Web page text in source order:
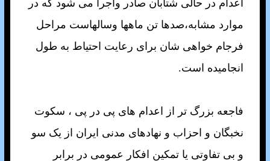
اعدام در حالی شتابان صادر واجرا می شود که در
موارد مشابه،صدها تن ماهها وسالهاست مراحل
فرجام خواهی شان برای رعايت احتياط به طول
انجاميده است.
فاجعه بزرگ تر از اعدام های پی در پی ، سکوت
نخبگان و احزاب و نهادهای مدنی ايران از يک سو
و بی تفاوتی يا تمکين افکار عمومی در برابر